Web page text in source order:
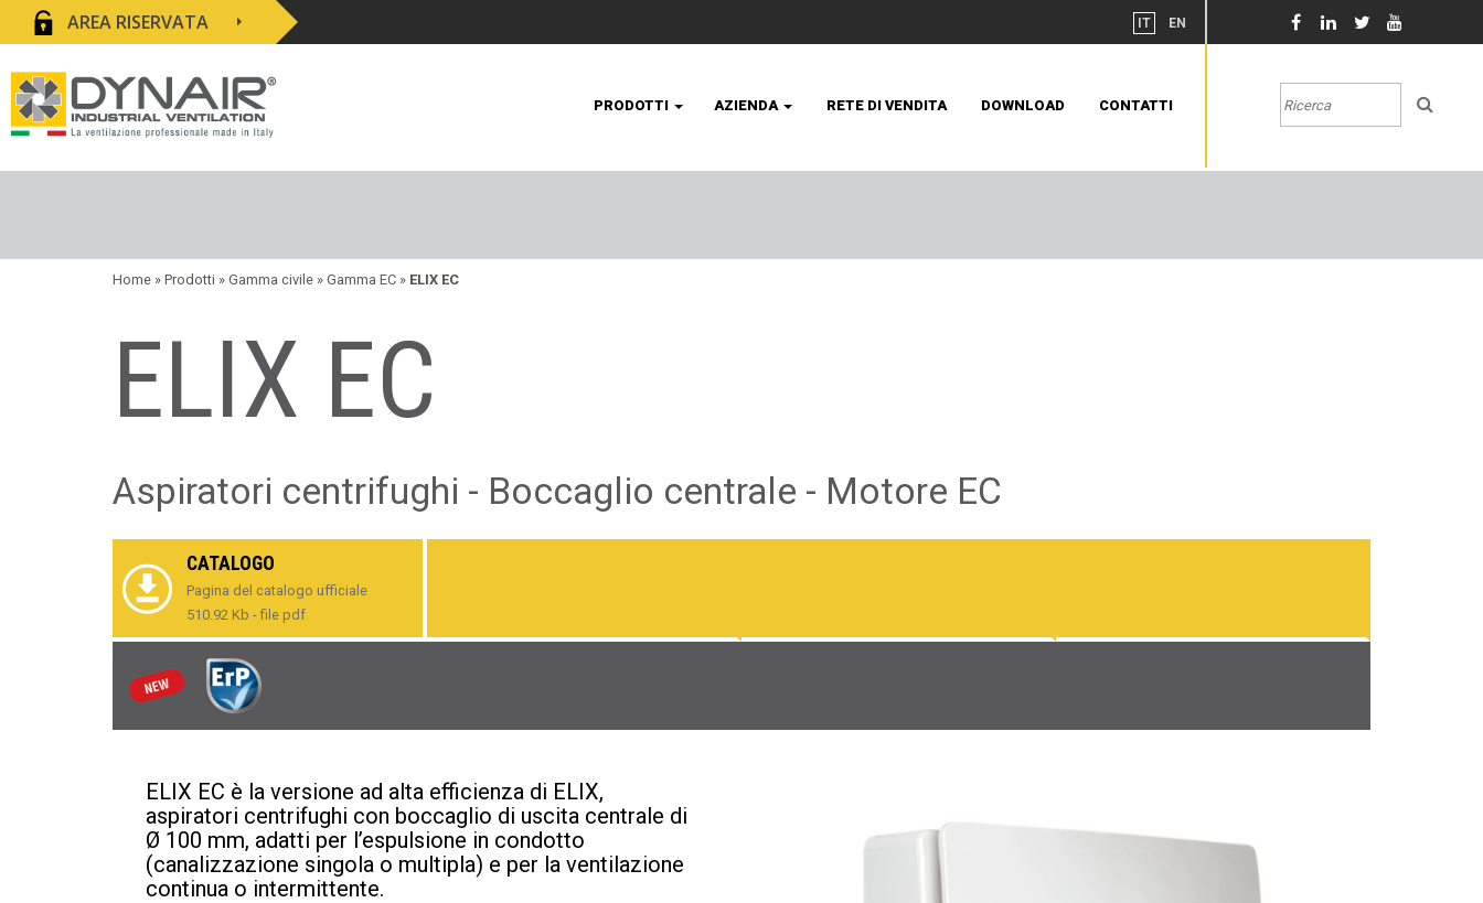
AREA RISERVATA IT EN
PRODOTTI AZIENDA RETE DI VENDITA DOWNLOAD CONTATTI
Home » Prodotti » Gamma civile » Gamma EC » ELIX EC
ELIX EC
Aspiratori centrifughi - Boccaglio centrale - Motore EC
CATALOGO
Pagina del catalogo ufficiale
510.92 Kb - file pdf
ELIX EC è la versione ad alta efficienza di ELIX,
aspiratori centrifughi con boccaglio di uscita centrale di
Ø 100 mm, adatti per l’espulsione in condotto
(canalizzazione singola o multipla) e per la ventilazione
continua o intermittente.